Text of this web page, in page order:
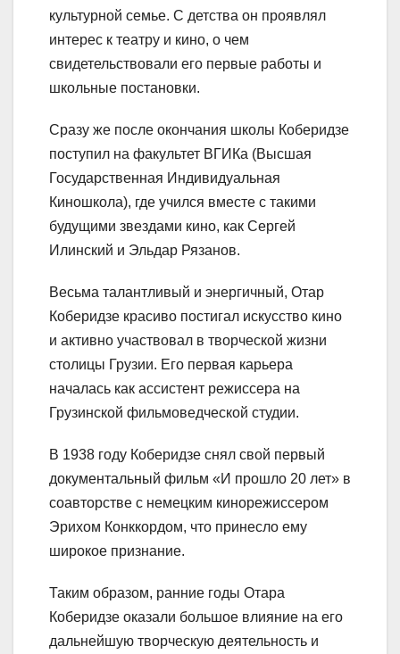
культурной семье. С детства он проявлял
интерес к театру и кино, о чем
свидетельствовали его первые работы и
школьные постановки.
Сразу же после окончания школы Коберидзе
поступил на факультет ВГИКа (Высшая
Государственная Индивидуальная
Киношкола), где учился вместе с такими
будущими звездами кино, как Сергей
Илинский и Эльдар Рязанов.
Весьма талантливый и энергичный, Отар
Коберидзе красиво постигал искусство кино
и активно участвовал в творческой жизни
столицы Грузии. Его первая карьера
началась как ассистент режиссера на
Грузинской фильмоведческой студии.
В 1938 году Коберидзе снял свой первый
документальный фильм «И прошло 20 лет» в
соавторстве с немецким кинорежиссером
Эрихом Конккордом, что принесло ему
широкое признание.
Таким образом, ранние годы Отара
Коберидзе оказали большое влияние на его
дальнейшую творческую деятельность и